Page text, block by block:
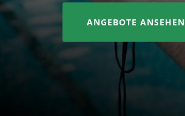
ANGEBOTE ANSEHEN